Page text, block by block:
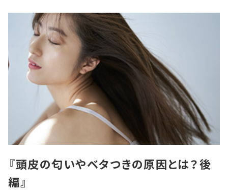
『頭皮の匂いやベタつきの原因とは？後
編』